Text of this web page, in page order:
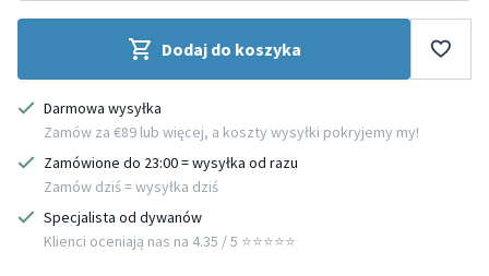
Dodaj do koszyka
Darmowa wysyłka
Zamów za €89 lub więcej, a koszty wysyłki pokryjemy my!
Zamówione do 23:00 = wysyłka od razu
Zamów dziś = wysyłka dziś
Specjalista od dywanów
Klienci oceniają nas na 4.35 / 5 ⭐️⭐️⭐️⭐️⭐️